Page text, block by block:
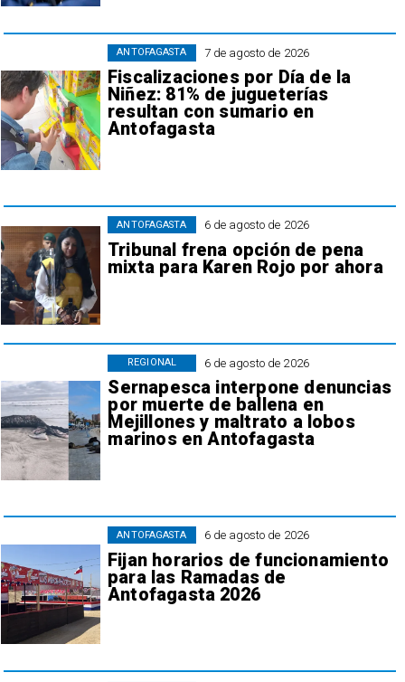
7 de agosto de 2026
Fiscalizaciones por Día de la
Niñez: 81% de jugueterías
resultan con sumario en
Antofagasta
ANTOFAGASTA
6 de agosto de 2026
Tribunal frena opción de pena
mixta para Karen Rojo por ahora
ANTOFAGASTA
6 de agosto de 2026
Sernapesca interpone denuncias
por muerte de ballena en
Mejillones y maltrato a lobos
marinos en Antofagasta
REGIONAL
6 de agosto de 2026
Fijan horarios de funcionamiento
para las Ramadas de
Antofagasta 2026
ANTOFAGASTA